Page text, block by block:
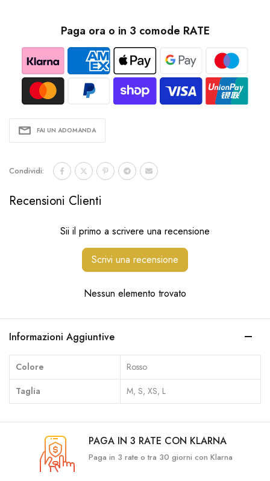
Paga ora o in 3 comode RATE
FAI UN ADOMANDA
Condividi:
Recensioni Clienti
Sii il primo a scrivere una recensione
Scrivi una recensione
Nessun elemento trovato
Informazioni Aggiuntive
Colore
Rosso
Taglia
M, S, XS, L
PAGA IN 3 RATE CON KLARNA
Paga in 3 rate o tra 30 giorni con Klarna